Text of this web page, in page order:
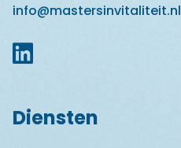
info@mastersinvitaliteit.nl
Diensten